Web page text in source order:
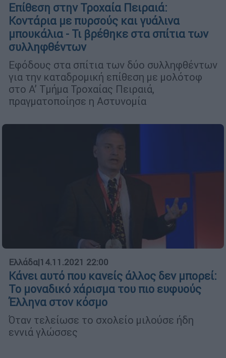
Επίθεση στην Τροχαία Πειραιά:
Κοντάρια με πυρσούς και γυάλινα
μπουκάλια - Τι βρέθηκε στα σπίτια των
συλληφθέντων
Εφόδους στα σπίτια των δύο συλληφθέντων
για την καταδρομική επίθεση με μολότοφ
στο Α’ Τμήμα Τροχαίας Πειραιά,
πραγματοποίησε η Αστυνομία
Ελλάδα|14.11.2021 22:00
Κάνει αυτό που κανείς άλλος δεν μπορεί:
Το μοναδικό χάρισμα του πιο ευφυούς
Έλληνα στον κόσμο
Όταν τελείωσε το σχολείο μιλούσε ήδη
εννιά γλώσσες